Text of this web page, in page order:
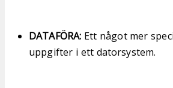
DATAFÖRA: Ett något mer
uppgifter i ett datorsystem.